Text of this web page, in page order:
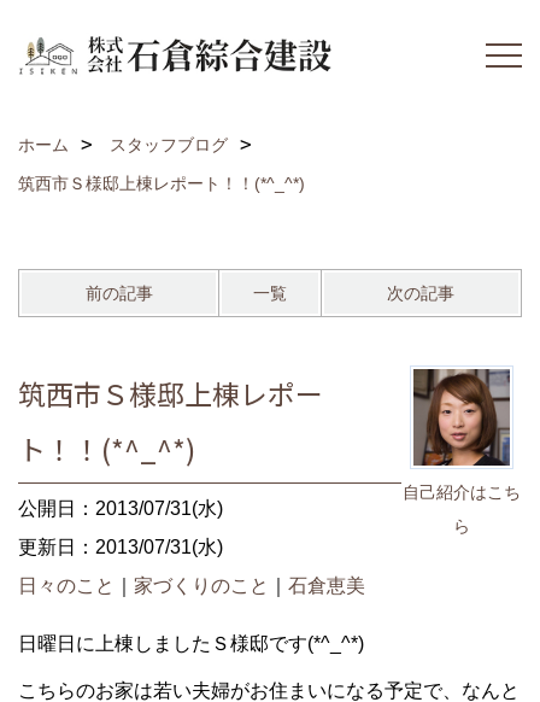
ホーム
スタッフブログ
筑西市Ｓ様邸上棟レポート！！(*^_^*)
前の記事 一覧 次の記事
自己紹介はこち
ら
筑西市Ｓ様邸上棟レポー
ト！！(*^_^*)
公開日：2013/07/31(水)
更新日：2013/07/31(水)
日々のこと
家づくりのこと 石倉恵美
日曜日に上棟しましたＳ様邸です(*^_^*)
こちらのお家は若い夫婦がお住まいになる予定で、なんと